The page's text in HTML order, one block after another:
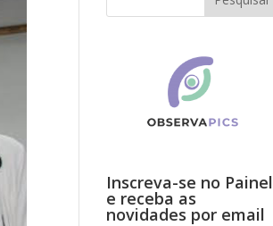
Inscreva-se no Painel
e receba as
novidades por email